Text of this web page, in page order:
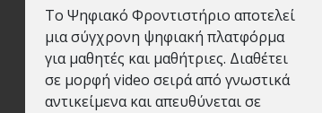
Το Ψηφιακό Φροντιστήριο αποτελεί
μια σύγχρονη ψηφιακή πλατφόρμα
για μαθητές και μαθήτριες. Διαθέτει
σε μορφή video σειρά από γνωστικά
αντικείμενα και απευθύνεται σε